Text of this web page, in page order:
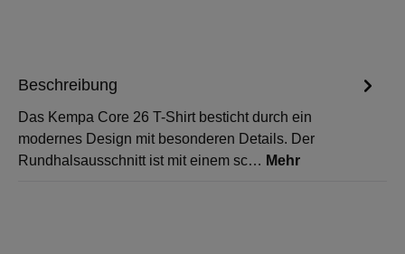
Beschreibung
Das Kempa Core 26 T-Shirt besticht durch ein
modernes Design mit besonderen Details. Der
Rundhalsausschnitt ist mit einem sc… Mehr